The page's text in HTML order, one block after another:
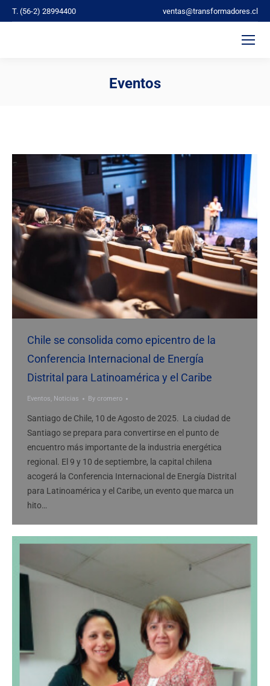
T. (56-2) 28994400 ventas@transformadores.cl
Eventos
Chile se consolida como epicentro de la
Conferencia Internacional de Energía
Distrital para Latinoamérica y el Caribe
Eventos, Noticias By cromero
Santiago de Chile, 10 de Agosto de 2025. La ciudad de
Santiago se prepara para convertirse en el punto de
encuentro más importante de la industria energética
regional. El 9 y 10 de septiembre, la capital chilena
acogerá la Conferencia Internacional de Energía Distrital
para Latinoamérica y el Caribe, un evento que marca un
hito…